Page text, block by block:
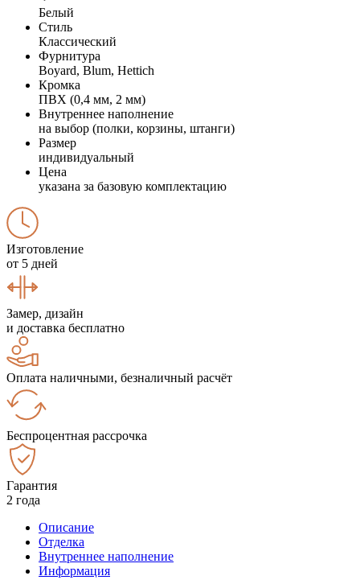
Белый
Стиль
Классический
Фурнитура
Boyard, Blum, Hettich
Кромка
ПВХ (0,4 мм, 2 мм)
Внутреннее наполнение
на выбор (полки, корзины, штанги)
Размер
индивидуальный
Цена
указана за базовую комплектацию
Изготовление
от 5 дней
Замер, дизайн
и доставка бесплатно
Оплата наличными, безналичный расчёт
Беспроцентная рассрочка
Гарантия
2 года
Описание
Отделка
Внутреннее наполнение
Информация